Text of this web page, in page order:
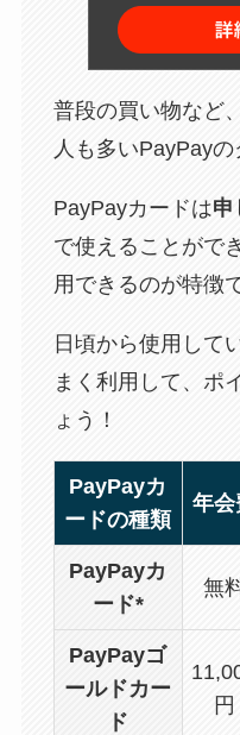
普段の買い物など
人も多いPayPayの
PayPayカードは申
で使えることがで
用できるのが特徴
日頃から使用して
まく利用して、ポ
ょう！
PayPayカ
ードの種類
年会
PayPayカ
ード*
無
PayPayゴ
ールドカー
ド
円